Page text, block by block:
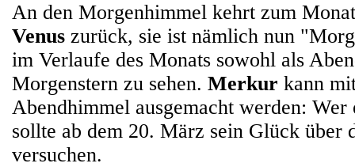
An den Morgenhimmel kehrt zum
Venus zurück, sie ist nämlich nun
im Verlaufe des Monats sowohl als
Morgenstern zu sehen. Merkur kann
Abendhimmel ausgemacht werden: Wer
sollte ab dem 20. März sein Glück über
versuchen.